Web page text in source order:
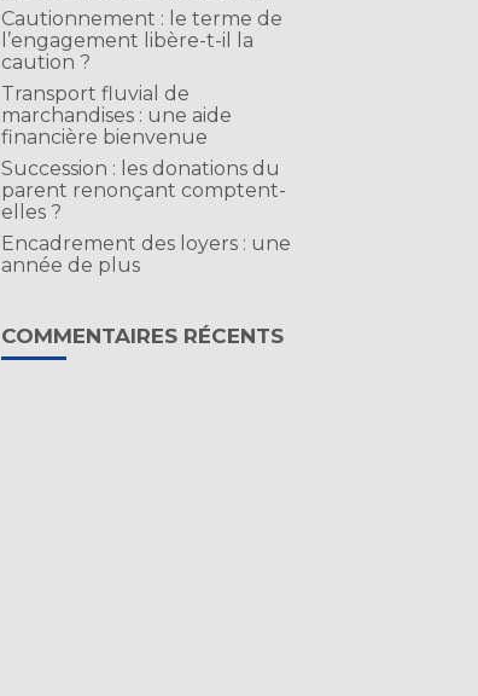
Cautionnement : le terme de
l’engagement libère-t-il la
caution ?
Transport fluvial de
marchandises : une aide
financière bienvenue
Succession : les donations du
parent renonçant comptent-
elles ?
Encadrement des loyers : une
année de plus
COMMENTAIRES RÉCENTS